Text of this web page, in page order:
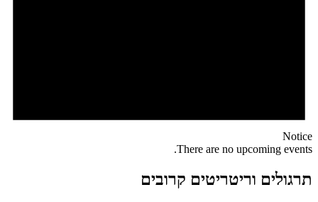
Notice
There are no upcoming events.
תרגולים וריטריטים קרובים